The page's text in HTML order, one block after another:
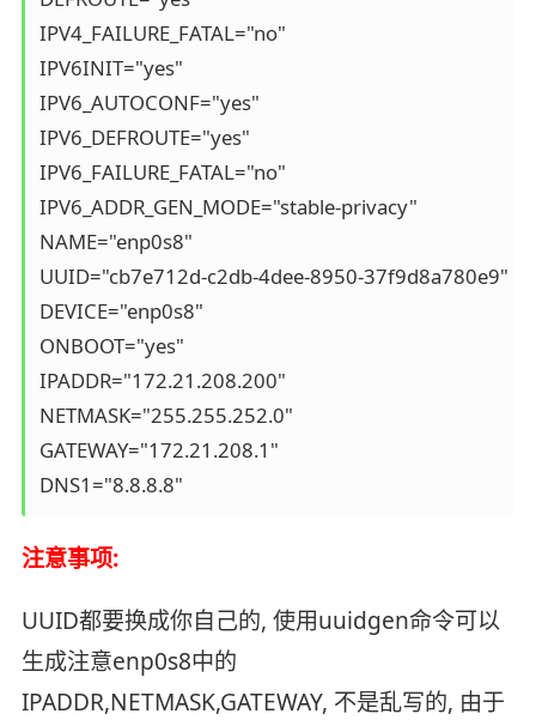
IPV4_FAILURE_FATAL="no"
IPV6INIT="yes"
IPV6_AUTOCONF="yes"
IPV6_DEFROUTE="yes"
IPV6_FAILURE_FATAL="no"
IPV6_ADDR_GEN_MODE="stable-privacy"
NAME="enp0s8"
UUID="cb7e712d-c2db-4dee-8950-37f9d8a780e9"
DEVICE="enp0s8"
ONBOOT="yes"
IPADDR="172.21.208.200"
NETMASK="255.255.252.0"
GATEWAY="172.21.208.1"
DNS1="8.8.8.8"
注意事项:
UUID都要换成你自己的, 使用uuidgen命令可以
生成注意enp0s8中的
IPADDR,NETMASK,GATEWAY, 不是乱写的, 由于